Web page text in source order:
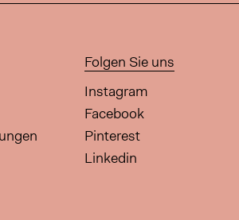
Folgen Sie uns
Instagram
Facebook
Pinterest
Linkedin